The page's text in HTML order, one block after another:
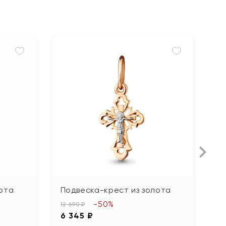
Подвеска-крест из золота
12 690 ₽
6 345 ₽
-50%